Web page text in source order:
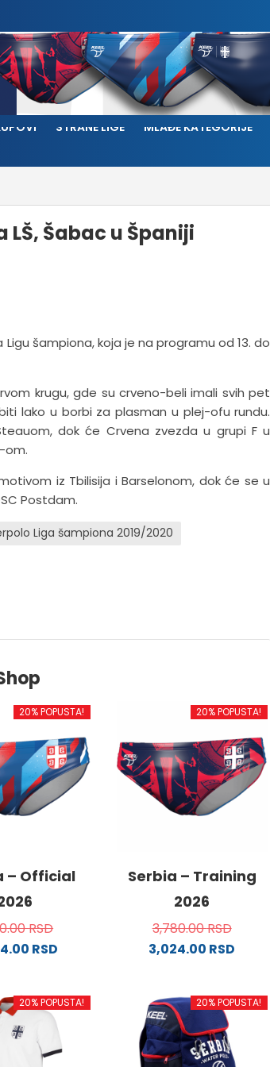
STRANE LIGE MLAĐE KATEGORIJE
Šabac u Španiji
šampiona, koja je na programu od 13. do
krugu, gde su crveno-beli imali svih pet
lako u borbi za plasman u plej-ofu rundu.
dok će Crvena zvezda u grupi F u
om.
iz Tbilisija i Barselonom, dok će se u
Postdam.
Liga šampiona 2019/2020
20% POPUSTA!
– Official
RSD
RSD
ima
više
varijanti.
Opcije
20% POPUSTA!
Serbia – Training
2026
3,780.00RSD
3,024.00 RSD
ima
više
varijanti.
Opcije
20% POPUSTA! 20% POPUSTA!